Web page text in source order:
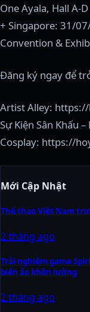
One Ayala, Hall A-D
+ Singapore: 31/
Convention &
Đăng ký ngay để
Artist Alley:
Sự Kiện Sân Khấu
Cosplay: https://
Mới Cập Nhật
Thể thao Việt Nam
2 tháng ago
Trải nghiệm game
biến ảo khôn lường
2 tháng ago